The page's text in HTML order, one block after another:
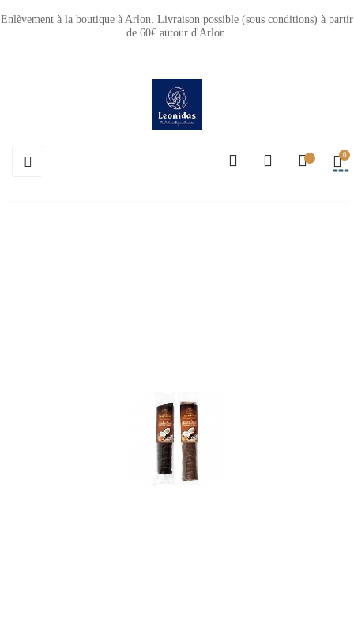
Enlèvement à la boutique à Arlon. Livraison possible (sous conditions) à partir
de 60€ autour d'Arlon.
Basculer
☰ 0